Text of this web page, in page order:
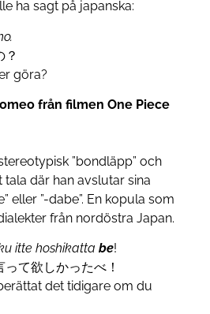
ha sagt på japanska:
？
göra?
från filmen One Piece
”bondläpp” och
tala där han avslutar sina
eller ”-dabe”. En kopula som
från nordöstra Japan.
itte hoshikatta be!
て欲しかったべ！
det tidigare om du